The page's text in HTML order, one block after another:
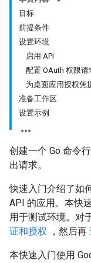
目标
前提条件
设置环境
启用 API
配置 OAuth 权限请
为桌面应用授权凭
准备工作区
设置示例
创建一个 Go 命令
出请求。
快速入门介绍了如
API 的应用。本快
用于测试环境。对
证和授权 ，然后再
本快速入门使用